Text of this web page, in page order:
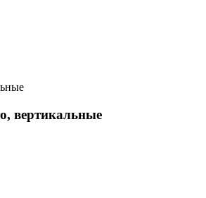
вертикальные